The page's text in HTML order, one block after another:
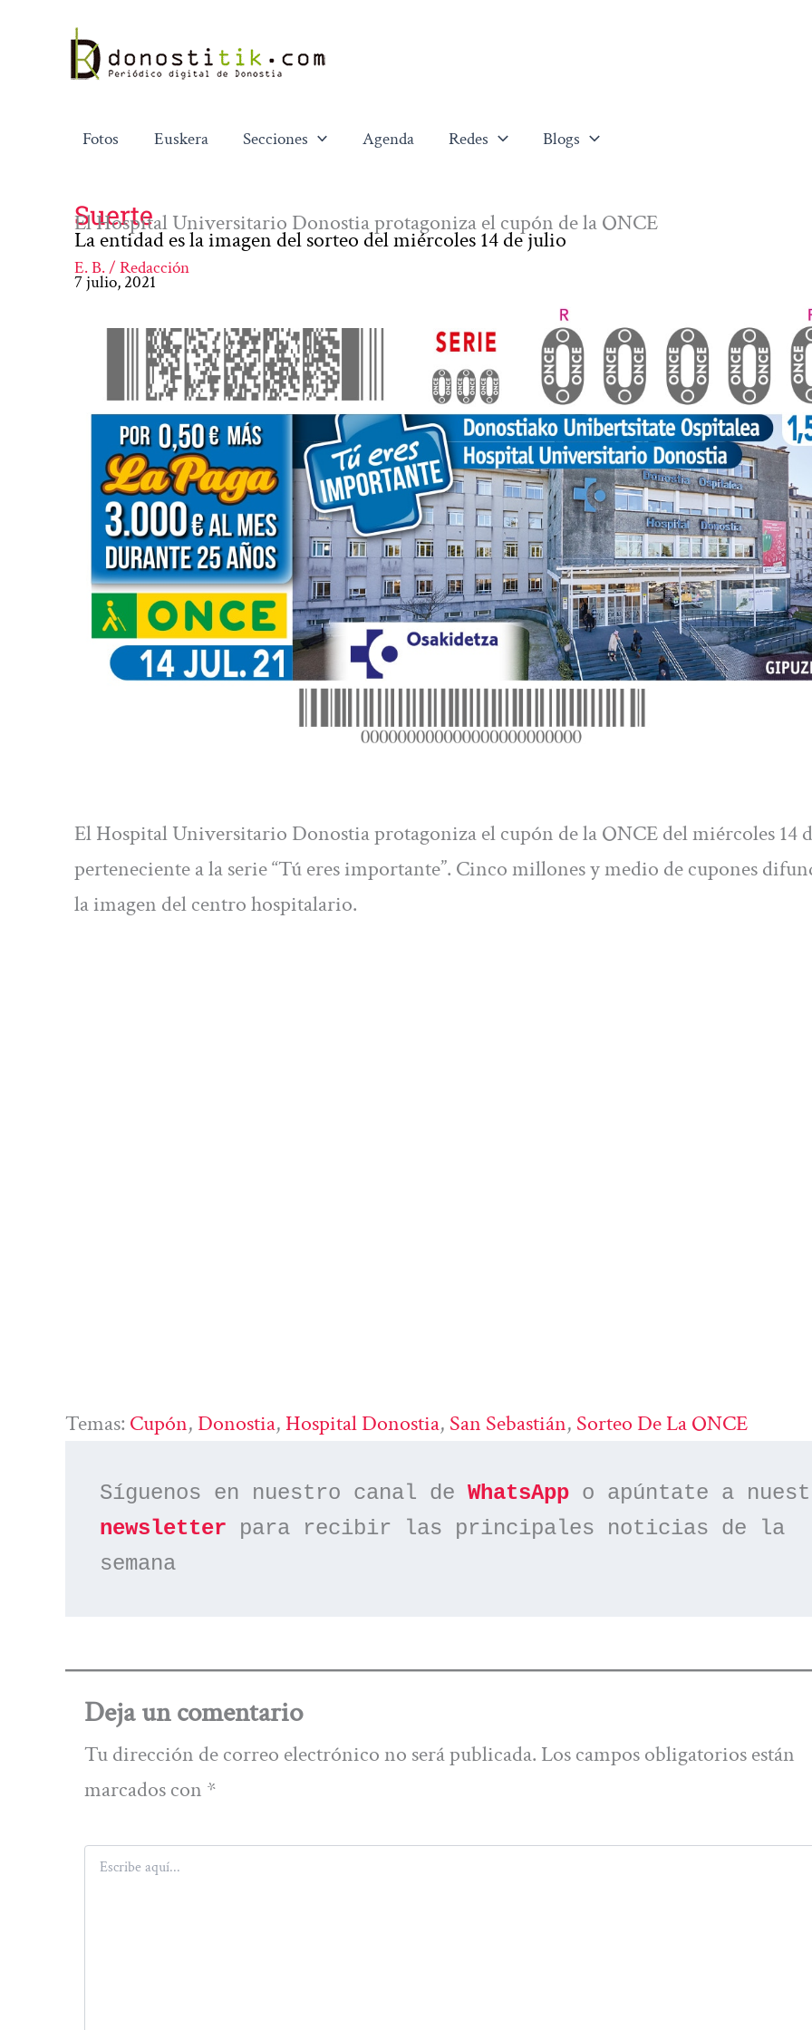
contenido
Fotos Euskera Secciones Agenda Redes Blogs
Suerte
El Hospital Universitario Donostia protagoniza el cupón de la ONCE
La entidad es la imagen del sorteo del miércoles 14 de julio
E. B. / Redacción
7 julio, 2021
El Hospital Universitario Donostia protagoniza el cupón de la ONCE del miércoles 14
perteneciente a la serie “Tú eres importante”. Cinco millones y medio de cupones
la imagen del centro hospitalario.
Temas: Cupón, Donostia, Hospital Donostia, San Sebastián, Sorteo De La ONCE
Síguenos en nuestro canal de WhatsApp
newsletter para recibir las principales noticias de la
semana
Deja un comentario
Tu dirección de correo electrónico no será publicada. Los campos obligatorios están
marcados con *
Escribe
aquí...